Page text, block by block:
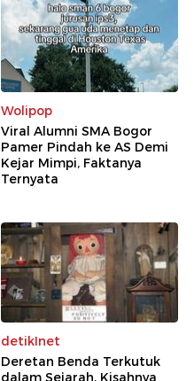
Wolipop
Viral Alumni SMA Bogor
Pamer Pindah ke AS Demi
Kejar Mimpi, Faktanya
Ternyata
detikInet
Deretan Benda Terkutuk
dalam Sejarah, Kisahnya